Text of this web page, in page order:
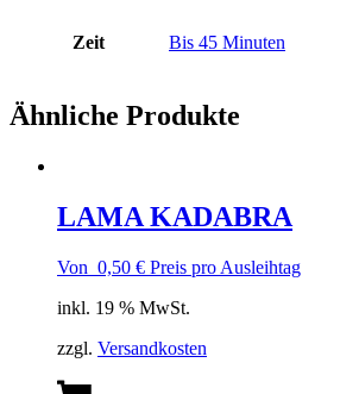
Zeit Bis 45 Minuten
Ähnliche Produkte
LAMA KADABRA
Von 0,50 € Preis pro Ausleihtag
inkl. 19 % MwSt.
zzgl. Versandkosten